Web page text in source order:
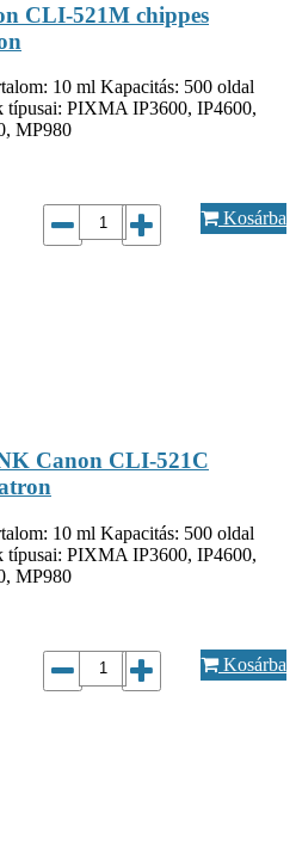
CLI-521M chippes
10 ml Kapacitás: 500 oldal
típusai: PIXMA IP3600, IP4600,
MP980
Kosárba
Canon CLI-521C
10 ml Kapacitás: 500 oldal
típusai: PIXMA IP3600, IP4600,
MP980
Kosárba